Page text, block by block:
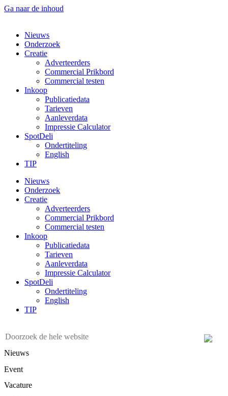
Ga naar de inhoud
Nieuws
Onderzoek
Creatie
Adverteerders
Commercial Prikbord
Commercial testen
Inkoop
Publicatiedata
Tarieven
Aanleverdata
Impressie Calculator
SpotDeli
Ondertiteling
English
TIP
Nieuws
Onderzoek
Creatie
Adverteerders
Commercial Prikbord
Commercial testen
Inkoop
Publicatiedata
Tarieven
Aanleverdata
Impressie Calculator
SpotDeli
Ondertiteling
English
TIP
Nieuws
Event
Vacature